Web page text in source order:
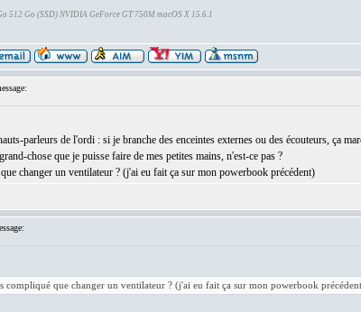
512 Go (SSD) NVIDIA GeForce GT 750M macOS X 15.6.1
parleurs de l'ordi : si je branche des enceintes externes ou des écouteurs, ça
chose que je puisse faire de mes petites mains, n'est-ce pas ?
changer un ventilateur ? (j'ai eu fait ça sur mon powerbook précédent)
compliqué que changer un ventilateur ? (j'ai eu fait ça sur mon powerbook